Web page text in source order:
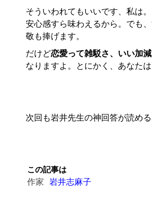
そういわれてもいいです、私は
安心感すら味わえるから。でも
敬も捧げます。
だけど恋愛って雑駁さ、いい加
なりますよ。とにかく、あなた
次回も岩井先生の神回答が読め
この記事は
作家 岩井志麻子